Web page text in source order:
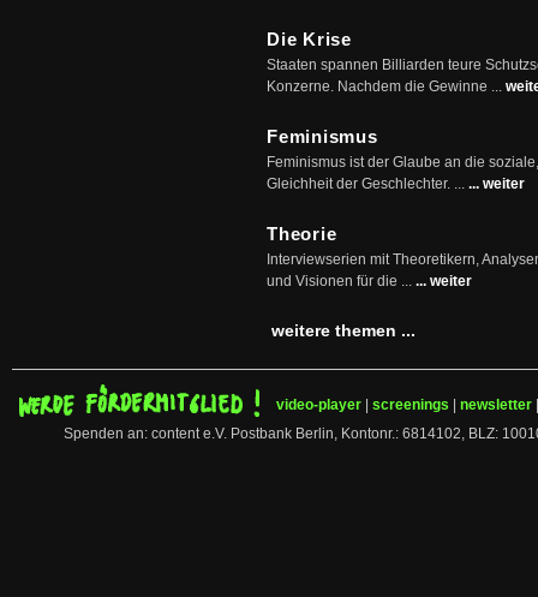
Die Krise
Staaten spannen Billiarden teure
Konzerne. Nachdem die Gewinne ...
Feminismus
Feminismus ist der Glaube an die
Gleichheit der Geschlechter. ... ... weiter
Theorie
Interviewserien mit Theoretikern,
und Visionen für die ... ... weiter
weitere themen ...
video-player screenings newsletter
Spenden an: content e.V. Postbank Berlin, Kontonr.: 6814102, BLZ: